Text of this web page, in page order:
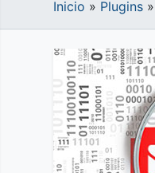
Inicio » Plugins »